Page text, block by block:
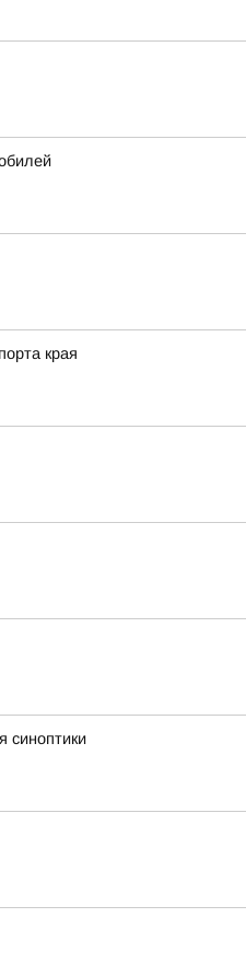
края
синоптики